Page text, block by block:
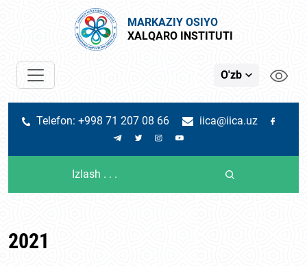
MARKAZIY OSIYO
XALQARO INSTITUTI
O'zb
Telefon: +998 71 207 08 66 iica@iica.uz
2021